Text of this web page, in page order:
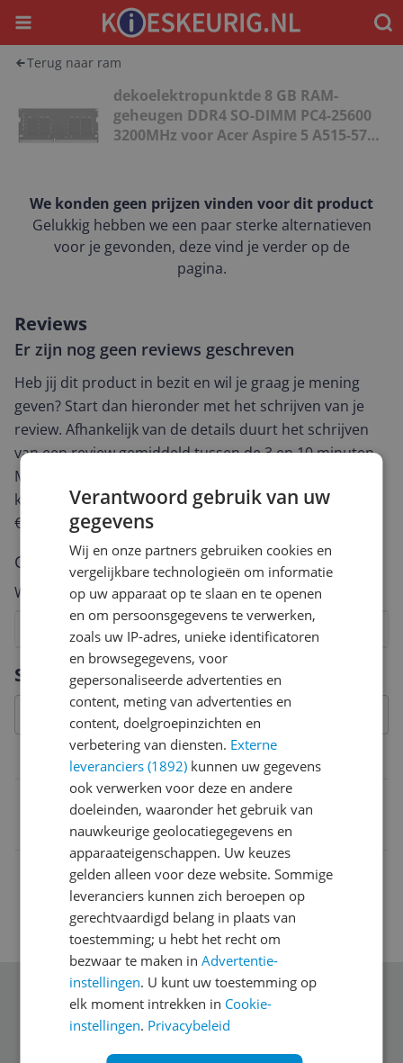
Menu
Terug naar ram
dekoelektropunktde 8 GB RAM-
geheugen DDR4 SO-DIMM PC4-25600
3200MHz voor Acer Aspire 5 A515-57G-
We konden geen prijzen vinden voor dit product
Gelukkig hebben we een paar sterke alternatieven
voor je gevonden, deze vind je verder op de
pagina.
Specificaties
Belangrijkste kenmerken
4066595921928
Reviews
Er zijn nog geen reviews geschreven
Heb jij dit product in bezit en wil je graag je mening
geven? Start dan hieronder met het schrijven van je
review. Afhankelijk van de details duurt het schrijven
van een review gemiddeld tussen de 3 en 10 minuten.
Met jouw mening help je andere bezoekers een betere
keuze te maken én maak je iedere maand kans op
€250,-!
Klik hier voor de actievoorwaarden.
Cijfer
Welk cijfer geef jij dit product?
7
5
Vraag 1 van 4
Schrijf je in voor onze nieuwsbrief
Verantwoord gebruik van uw
gegevens
Wij en onze partners gebruiken cookies en
vergelijkbare technologieën om informatie
op uw apparaat op te slaan en te openen
en om persoonsgegevens te verwerken,
zoals uw IP-adres, unieke identificatoren
en browsegegevens, voor
gepersonaliseerde advertenties en
content, meting van advertenties en
content, doelgroepinzichten en
verbetering van diensten. Externe
leveranciers (1892) kunnen uw gegevens
ook verwerken voor deze en andere
doeleinden, waaronder het gebruik van
nauwkeurige geolocatiegegevens en
apparaateigenschappen. Uw keuzes
gelden alleen voor deze website. Sommige
leveranciers kunnen zich beroepen op
gerechtvaardigd belang in plaats van
toestemming; u hebt het recht om
bezwaar te maken inAdvertentie-
instellingen. U kunt uw toestemming op
elk moment intrekken in Cookie-
instellingen. Privacybeleid